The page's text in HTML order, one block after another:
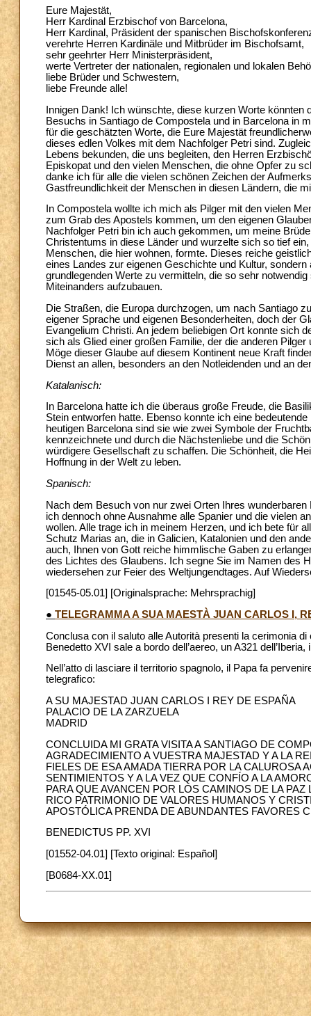
Eure Majestät,
Herr Kardinal Erzbischof von Barcelona,
Herr Kardinal, Präsident der spanischen
verehrte Herren Kardinäle und Mitbrüder im Bischofsamt,
sehr geehrter Herr Ministerpräsident,
werte Vertreter der nationalen, regionalen und lokalen
liebe Brüder und Schwestern,
liebe Freunde alle!
Innigen Dank! Ich wünschte, diese kurzen Worte
Besuchs in Santiago de Compostela und in Barcelona in
für die geschätzten Worte, die Eure Majestät
dieses edlen Volkes mit dem Nachfolger Petri sind.
Lebens bekunden, die uns begleiten, den Herren
Episkopat und den vielen Menschen, die ohne Opfer zu
danke ich für alle die vielen schönen Zeichen der
Gastfreundlichkeit der Menschen in diesen Ländern, die
In Compostela wollte ich mich als Pilger mit den vielen
zum Grab des Apostels kommen, um den eigenen
Nachfolger Petri bin ich auch gekommen, um meine
Christentums in diese Länder und wurzelte sich so tief
Menschen, die hier wohnen, formte. Dieses reiche
eines Landes zur eigenen Geschichte und Kultur,
grundlegenden Werte zu vermitteln, die so sehr
Miteinanders aufzubauen.
Die Straßen, die Europa durchzogen, um nach Santiago
eigener Sprache und eigenen Besonderheiten, doch der
Evangelium Christi. An jedem beliebigen Ort konnte sich
sich als Glied einer großen Familie, der die anderen
Möge dieser Glaube auf diesem Kontinent neue Kraft
Dienst an allen, besonders an den Notleidenden und an
Katalanisch:
In Barcelona hatte ich die überaus große Freude, die
Stein entworfen hatte. Ebenso konnte ich eine
heutigen Barcelona sind sie wie zwei Symbole der
kennzeichnete und durch die Nächstenliebe und die
würdigere Gesellschaft zu schaffen. Die Schönheit, die
Hoffnung in der Welt zu leben.
Spanisch:
Nach dem Besuch von nur zwei Orten Ihres
ich dennoch ohne Ausnahme alle Spanier und die vielen
wollen. Alle trage ich in meinem Herzen, und ich bete für
Schutz Marias an, die in Galicien, Katalonien und den
auch, Ihnen von Gott reiche himmlische Gaben zu
des Lichtes des Glaubens. Ich segne Sie im Namen des
wiedersehen zur Feier des Weltjungendtages. Auf
[01545-05.01] [Originalsprache: Mehrsprachig]
● TELEGRAMMA A SUA MAESTÀ JUAN CARLOS I,
Conclusa con il saluto alle Autorità presenti la cerimonia
Benedetto XVI sale a bordo dell’aereo, un A321
Nell’atto di lasciare il territorio spagnolo, il Papa fa
telegrafico:
A SU MAJESTAD JUAN CARLOS I REY DE ESPAÑA
PALACIO DE LA ZARZUELA
MADRID
CONCLUIDA MI GRATA VISITA A SANTIAGO DE
AGRADECIMIENTO A VUESTRA MAJESTAD Y A LA
FIELES DE ESA AMADA TIERRA POR LA
SENTIMIENTOS Y A LA VEZ QUE CONFÍO A LA
PARA QUE AVANCEN POR LOS CAMINOS DE LA
RICO PATRIMONIO DE VALORES HUMANOS Y
APOSTÓLICA PRENDA DE ABUNDANTES FAVORES
BENEDICTUS PP. XVI
[01552-04.01] [Texto original: Español]
[B0684-XX.01]